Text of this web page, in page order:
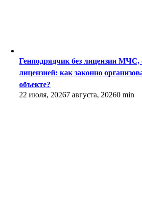
Генподрядчик без лицензии МЧС,
лицензией: как законно
объекте?
22 июля, 20267 августа, 20260 min